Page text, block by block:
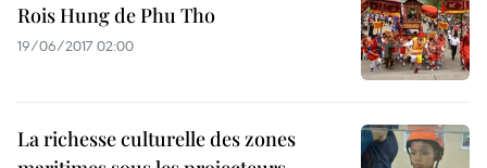
Rois Hung de Phu Tho
19/06/2017 02:00
La richesse culturelle des zones